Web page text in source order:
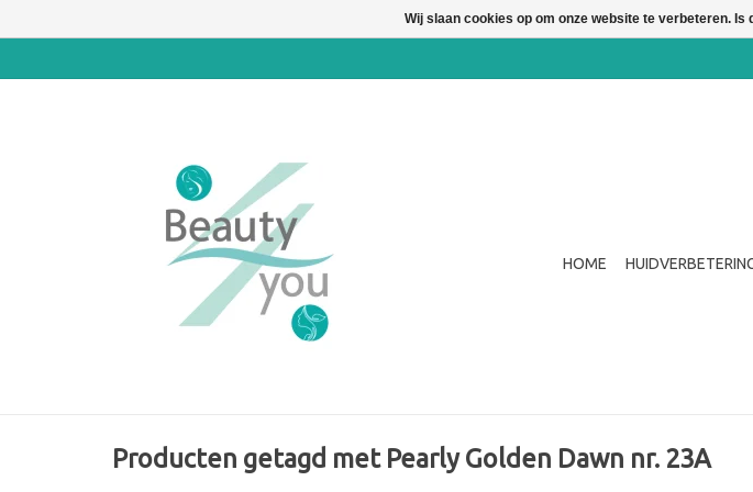
HOME
Producten getagd met Pearly Golden Dawn nr. 23A
Wij slaan cookies op om onze website te verbeteren. Is